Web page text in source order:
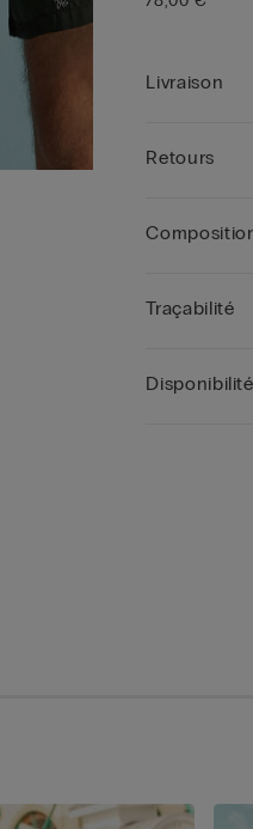
Livraison
Retours
Traçabilité